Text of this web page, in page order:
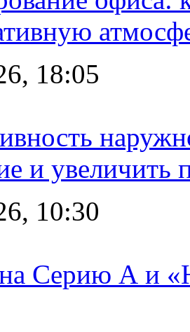
18:05
и увеличить
10:30
Серию А и